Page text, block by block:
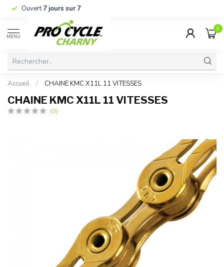
Ouvert7 jours sur 7
MENU
0
Accueil / CHAINE KMC X11L 11 VITESSES
CHAINE KMC X11L 11 VITESSES
(0)